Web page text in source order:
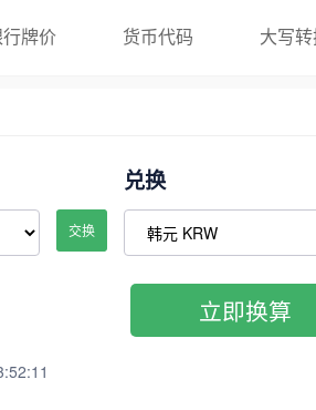
牌价 货币代码 大写
交换
兑换
立即换算